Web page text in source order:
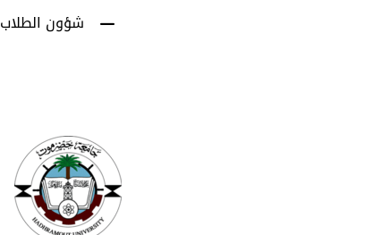
شؤون الطلاب